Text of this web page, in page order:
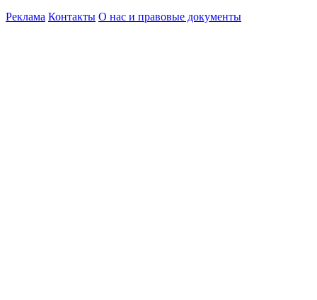
Реклама Контакты О нас и правовые документы